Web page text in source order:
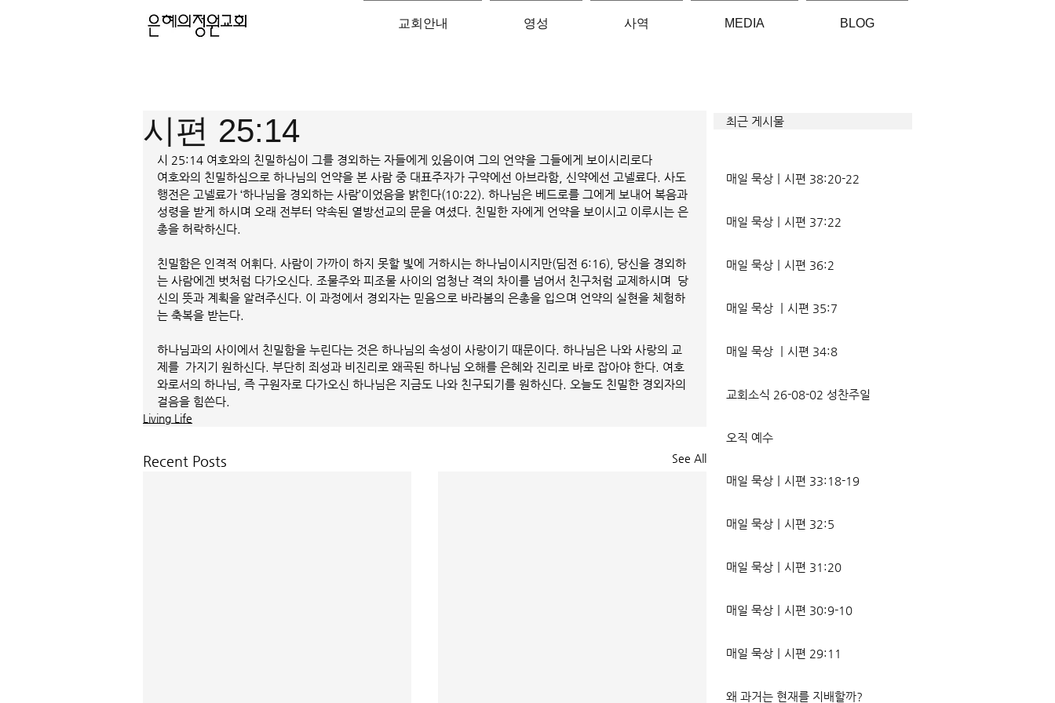
교회안내 영성 사역 MEDIA BLOG
최근 게시물
시편 25:14
시 25:14 여호와의 친밀하심이 그를 경외하는 자들에게 있음이여 그의 언약을 그들에게 보이시리로다
여호와의 친밀하심으로 하나님의 언약을 본 사람 중 대표주자가 구약에선 아브라함, 신약에선 고넬료다. 사도
행전은 고넬료가 ‘하나님을 경외하는 사람’이었음을 밝힌다(10:22). 하나님은 베드로를 그에게 보내어 복음과
성령을 받게 하시며 오래 전부터 약속된 열방선교의 문을 여셨다. 친밀한 자에게 언약을 보이시고 이루시는 은
총을 허락하신다.
친밀함은 인격적 어휘다. 사람이 가까이 하지 못할 빛에 거하시는 하나님이시지만(딤전 6:16), 당신을 경외하
는 사람에겐 벗처럼 다가오신다. 조물주와 피조물 사이의 엄청난 격의 차이를 넘어서 친구처럼 교제하시며  당
신의 뜻과 계획을 알려주신다. 이 과정에서 경외자는 믿음으로 바라봄의 은총을 입으며 언약의 실현을 체험하
는 축복을 받는다.
하나님과의 사이에서 친밀함을 누린다는 것은 하나님의 속성이 사랑이기 때문이다. 하나님은 나와 사랑의 교
제를  가지기 원하신다. 부단히 죄성과 비진리로 왜곡된 하나님 오해를 은혜와 진리로 바로 잡아야 한다. 여호
와로서의 하나님, 즉 구원자로 다가오신 하나님은 지금도 나와 친구되기를 원하신다. 오늘도 친밀한 경외자의
걸음을 힘쓴다.
Living Life
Recent Posts See All
매일 묵상ㅣ시편 38:20-22
매일 묵상ㅣ시편 37:22
매일 묵상ㅣ시편 36:2
매일 묵상 ㅣ시편 35:7
매일 묵상 ㅣ시편 34:8
교회소식 26-08-02 성찬주일
오직 예수
매일 묵상ㅣ시편 33:18-19
매일 묵상ㅣ시편 32:5
매일 묵상ㅣ시편 31:20
매일 묵상ㅣ시편 30:9-10
매일 묵상ㅣ시편 29:11
왜 과거는 현재를 지배할까?